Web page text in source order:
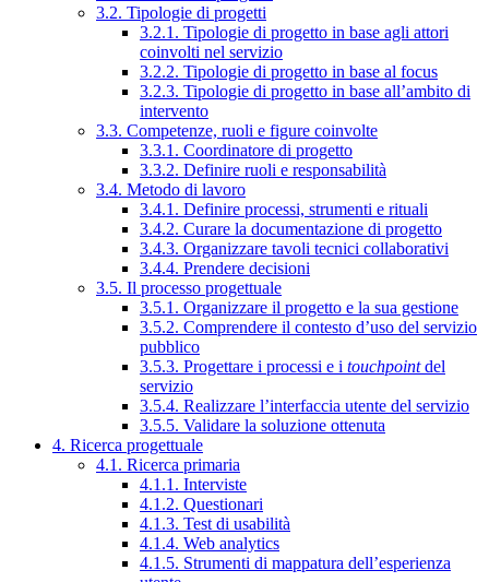
3.2. Tipologie di progetti
3.2.1. Tipologie di progetto in base agli attori
coinvolti nel servizio
3.2.2. Tipologie di progetto in base al focus
3.2.3. Tipologie di progetto in base all’ambito di
intervento
3.3. Competenze, ruoli e figure coinvolte
3.3.1. Coordinatore di progetto
3.3.2. Definire ruoli e responsabilità
3.4. Metodo di lavoro
3.4.1. Definire processi, strumenti e rituali
3.4.2. Curare la documentazione di progetto
3.4.3. Organizzare tavoli tecnici collaborativi
3.4.4. Prendere decisioni
3.5. Il processo progettuale
3.5.1. Organizzare il progetto e la sua gestione
3.5.2. Comprendere il contesto d’uso del servizio
pubblico
3.5.3. Progettare i processi e i touchpointdel
servizio
3.5.4. Realizzare l’interfaccia utente del servizio
3.5.5. Validare la soluzione ottenuta
4. Ricerca progettuale
4.1. Ricerca primaria
4.1.1. Interviste
4.1.2. Questionari
4.1.3. Test di usabilità
4.1.4. Web analytics
4.1.5. Strumenti di mappatura dell’esperienza